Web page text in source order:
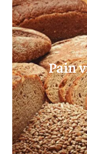
Pain